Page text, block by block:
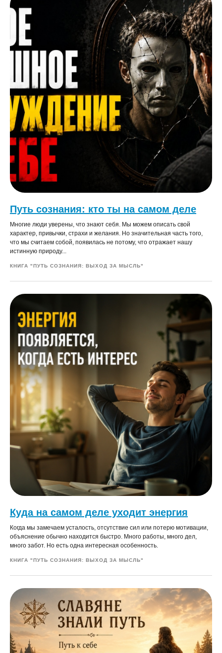
Путь сознания: кто ты на самом деле
Многие люди уверены, что знают себя. Мы можем описать свой
характер, привычки, страхи и желания. Но значительная часть того,
что мы считаем собой, появилась не потому, что отражает нашу
истинную природу...
КНИГА "ПУТЬ СОЗНАНИЯ: ВЫХОД ЗА МЫСЛЬ"
Куда на самом деле уходит энергия
Когда мы замечаем усталость, отсутствие сил или потерю мотивации,
объяснение обычно находится быстро. Много работы, много дел,
много забот. Но есть одна интересная особенность.
КНИГА "ПУТЬ СОЗНАНИЯ: ВЫХОД ЗА МЫСЛЬ"